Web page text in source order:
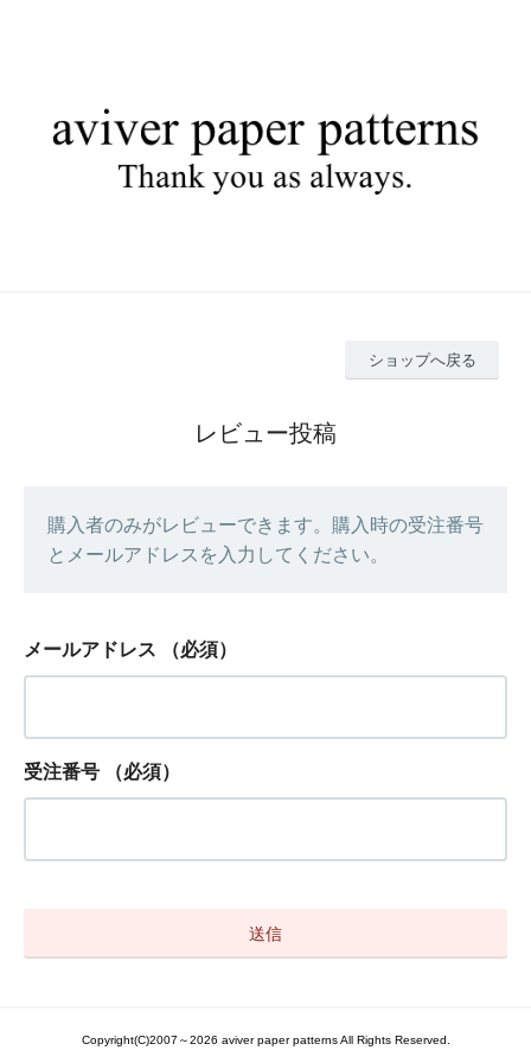
ショップへ戻る
レビュー投稿
購入者のみがレビューできます。購入時の受注番号
とメールアドレスを入力してください。
メールアドレス （必須）
受注番号 （必須）
Copyright(C)2007～2026 aviver paper patterns All Rights Reserved.